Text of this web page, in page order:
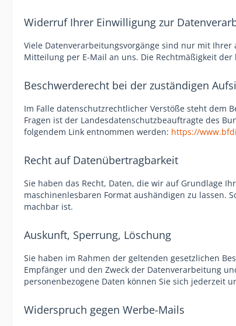
Widerruf Ihrer Einwilligung zur
Viele Datenverarbeitungsvorgänge sind nur mit
Mitteilung per E-Mail an uns. Die Rechtmäßigkeit
Beschwerderecht bei der zuständigen
Im Falle datenschutzrechtlicher Verstöße steht dem
Fragen ist der Landesdatenschutzbeauftragte des
folgendem Link entnommen werden: https://
Recht auf Datenübertragbarkeit
Sie haben das Recht, Daten, die wir auf Grundlage
maschinenlesbaren Format aushändigen zu lassen.
machbar ist.
Auskunft, Sperrung, Löschung
Sie haben im Rahmen der geltenden gesetzlichen
Empfänger und den Zweck der Datenverarbeitung
personenbezogene Daten können Sie sich jederzeit
Widerspruch gegen Werbe-Mails